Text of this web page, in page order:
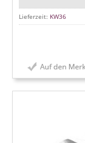
Lieferzeit: KW36